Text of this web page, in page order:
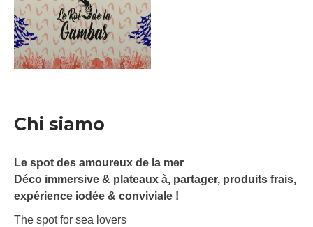
Chi siamo
Le spot des amoureux de la mer
Déco immersive & plateaux à, partager, produits frais,
expérience iodée & conviviale !
The spot for sea lovers